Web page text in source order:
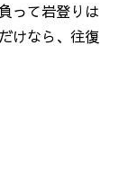
って岩登りは
けなら、往復